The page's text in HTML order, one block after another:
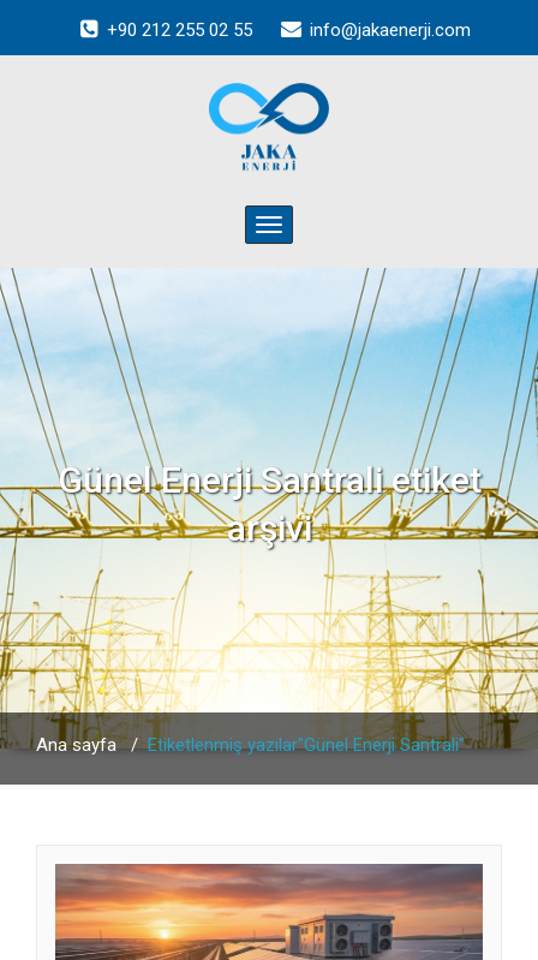
+90 212 255 02 55 info@jakaenerji.com
Toggle
navigation
Günel Enerji Santralietiket
arşivi
Ana sayfa/Etiketlenmiş yazılar"Günel Enerji Santrali"